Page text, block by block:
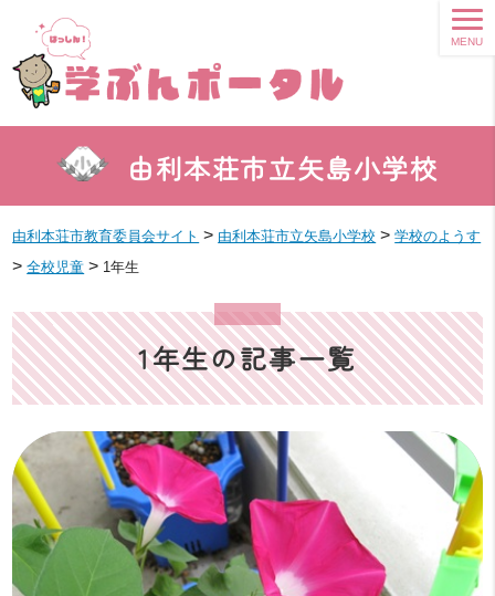
由利本荘市立矢島小学校
MENU
由利本荘市教育委員会サイト > 由利本荘市立矢島小学校 >学校のようす
>全校児童 > 1年生
1年生の記事一覧